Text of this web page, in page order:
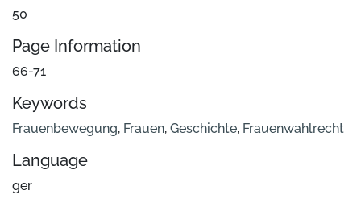
50
Page Information
66-71
Keywords
Frauenbewegung, Frauen, Geschichte, Frauenwahlrecht
Language
ger